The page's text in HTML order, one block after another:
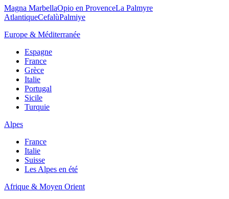
Magna MarbellaOpio en ProvenceLa Palmyre
AtlantiqueCefalùPalmiye
Europe & Méditerranée
Espagne
France
Grèce
Italie
Portugal
Sicile
Turquie
Alpes
France
Italie
Suisse
Les Alpes en été
Afrique & Moyen Orient